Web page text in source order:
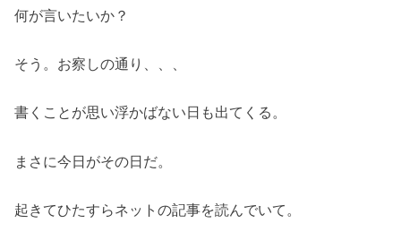
何が言いたいか？
そう。お察しの通り、、、
書くことが思い浮かばない日も出てくる。
まさに今日がその日だ。
起きてひたすらネットの記事を読んでいて。